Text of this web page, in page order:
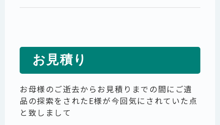
お見積り
お母様のご逝去からお見積りまでの間にご遺
品の探索をされたE様が今回気にされていた点
と致しまして